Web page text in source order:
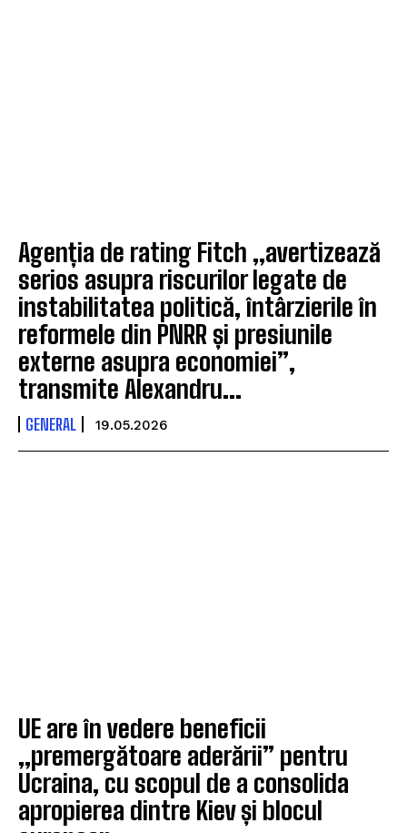
Agenția de rating Fitch „avertizează
serios asupra riscurilor legate de
instabilitatea politică, întârzierile în
reformele din PNRR și presiunile
externe asupra economiei”,
transmite Alexandru...
GENERAL 19.05.2026
UE are în vedere beneficii
„premergătoare aderării” pentru
Ucraina, cu scopul de a consolida
apropierea dintre Kiev și blocul